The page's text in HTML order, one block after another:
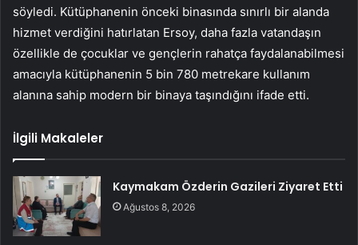
söyledi. Kütüphanenin önceki binasında sınırlı bir alanda
hizmet verdiğini hatırlatan Ersoy, daha fazla vatandaşın
özellikle de çocuklar ve gençlerin rahatça faydalanabilmesi
amacıyla kütüphanenin 5 bin 780 metrekare kullanım
alanına sahip modern bir binaya taşındığını ifade etti.
İlgili Makaleler
Kaymakam Özderin Gazileri Ziyaret Etti
Ağustos 8, 2026